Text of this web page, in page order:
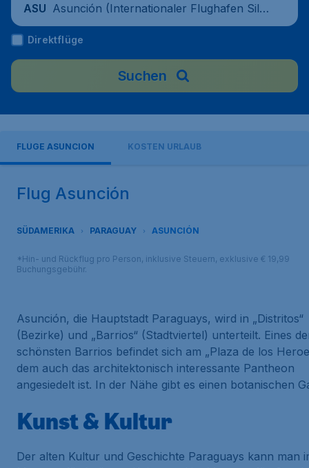
ASU Asunción (Internationaler Flughafen Silvi
o Pettirossi), Paraguay
Direktflüge
Suchen
FLÜGE ASUNCION KOSTEN URLAUB
Flug Asunción
SÜDAMERIKA PARAGUAY ASUNCIÓN
*Hin- und Rückflug pro Person, inklusive Steuern, exklusive € 19,99
Buchungsgebühr.
Asunción, die Hauptstadt Paraguays, wird in „Distritos“
(Bezirke) und „Barrios“ (Stadtviertel) unterteilt. Eines
schönsten Barrios befindet sich am „Plaza de los
dem auch das architektonisch interessante Pantheon
angesiedelt ist. In der Nähe gibt es einen botanischen
Kunst & Kultur
Der alten Kultur und Geschichte Paraguays kann man